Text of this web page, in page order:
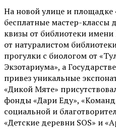
На новой улице и
бесплатные мастер-классы
квизы от библиотеки
от натуралистом
прогулки с биологом от
Экзотариума», а
привез уникальные
«Дикой Мяте»
фонды «Дари Еду»,
социальной и
«Детские деревни SOS» и